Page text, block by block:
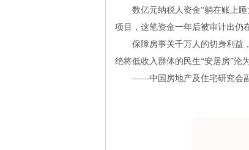
数亿元纳税人资金“躺在账上睡
项目，这笔资金一年后被审计出仍
保障房事关千万人的切身利益，
绝将低收入群体的民生“安居房”沦
——中国房地产及住宅研究会副